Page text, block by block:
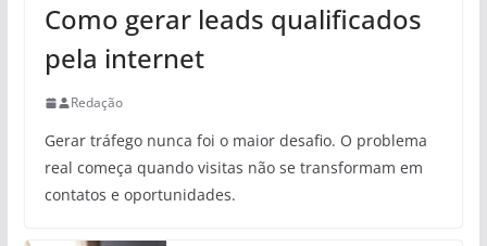
Como gerar leads qualificados
pela internet
Redação
Gerar tráfego nunca foi o maior desafio. O problema
real começa quando visitas não se transformam em
contatos e oportunidades.